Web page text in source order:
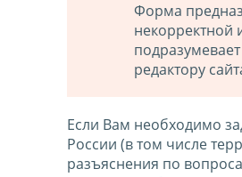
Форма
редактору
Если Вам необходимо
России (в том числе
разъяснения по